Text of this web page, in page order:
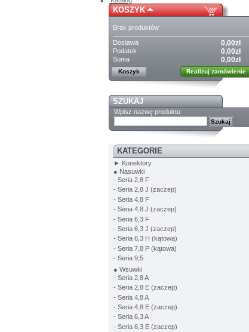
KOSZYK
Brak produktów
Dostawa 0,00zł
Podatek 0,00zł
Suma 0,00zł
Koszyk Realizuj zamówienie
SZUKAJ
Wpisz nazwę produktu
KATEGORIE
► Konektory
● Nasuwki
- Seria 2,8 F
- Seria 2,8 J (zaczep)
- Seria 4,8 F
- Seria 4,8 J (zaczep)
- Seria 6,3 F
- Seria 6,3 J (zaczep)
- Seria 6,3 H (kątowa)
- Seria 7,8 P (kątowa)
- Seria 9,5
● Wsuwki
- Seria 2,8 A
- Seria 2,8 E (zaczep)
- Seria 4,8 A
- Seria 4,8 E (zaczep)
- Seria 6,3 A
- Seria 6,3 E (zaczep)